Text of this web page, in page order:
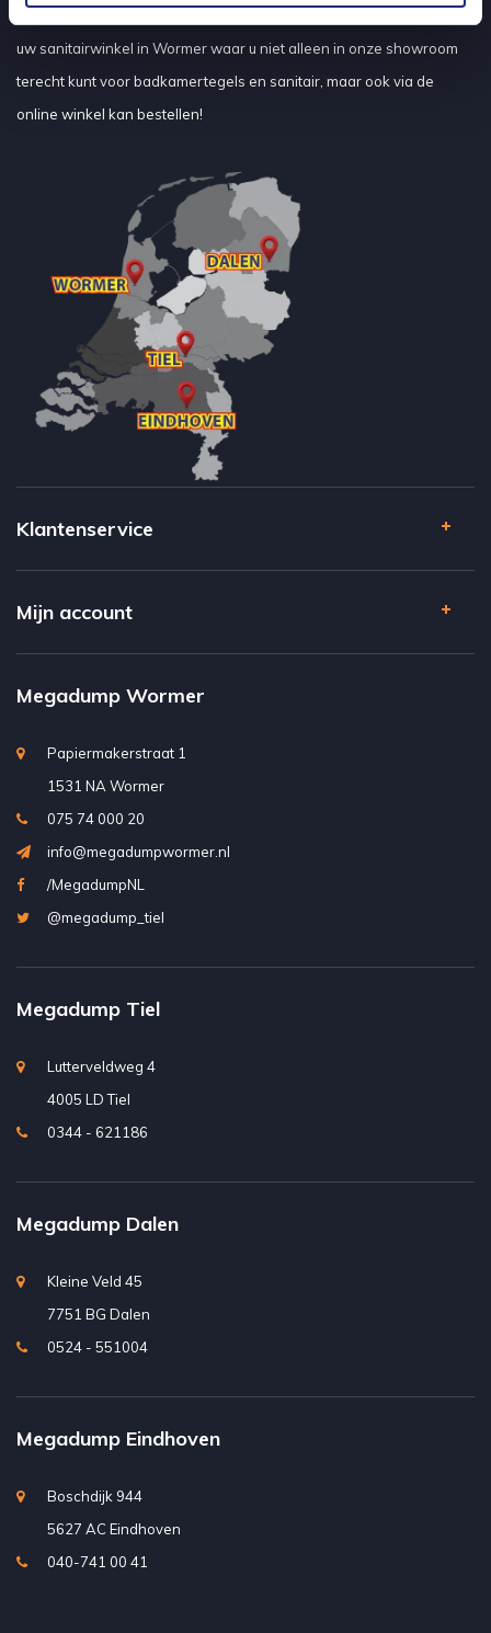
uw sanitairwinkel in Wormer waar u niet alleen in onze showroom
terecht kunt voor badkamertegels en sanitair, maar ook via de
online winkel kan bestellen!
Klantenservice
Mijn account
Megadump Wormer
Papiermakerstraat 1
1531 NA Wormer
075 74 000 20
info@megadumpwormer.nl
/MegadumpNL
@megadump_tiel
Megadump Tiel
Lutterveldweg 4
4005 LD Tiel
0344 - 621186
Megadump Dalen
Kleine Veld 45
7751 BG Dalen
0524 - 551004
Megadump Eindhoven
Boschdijk 944
5627 AC Eindhoven
040-741 00 41